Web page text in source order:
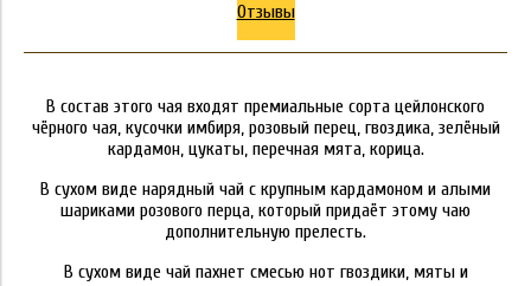
Отзывы
В состав этого чая входят премиальные сорта цейлонского
чёрного чая, кусочки имбиря, розовый перец, гвоздика, зелёный
кардамон, цукаты, перечная мята, корица.
В сухом виде нарядный чай с крупным кардамоном и алыми
шариками розового перца, который придаёт этому чаю
дополнительную прелесть.
В сухом виде чай пахнет смесью нот гвоздики, мяты и